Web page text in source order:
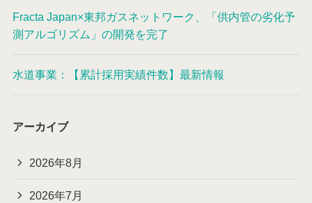
Fracta Japan×東邦ガスネットワーク、「供内管の劣化予
測アルゴリズム」の開発を完了
水道事業：【累計採用実績件数】最新情報
アーカイブ
2026年8月
2026年7月